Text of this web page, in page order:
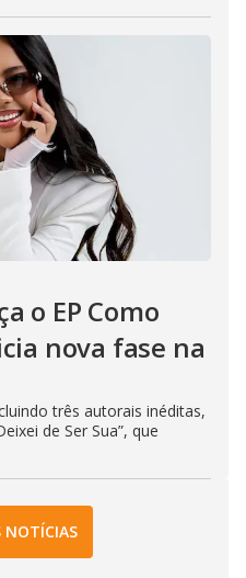
o EP Como
nova fase na
três autorais inéditas,
de Ser Sua”, que
NOTÍCIAS